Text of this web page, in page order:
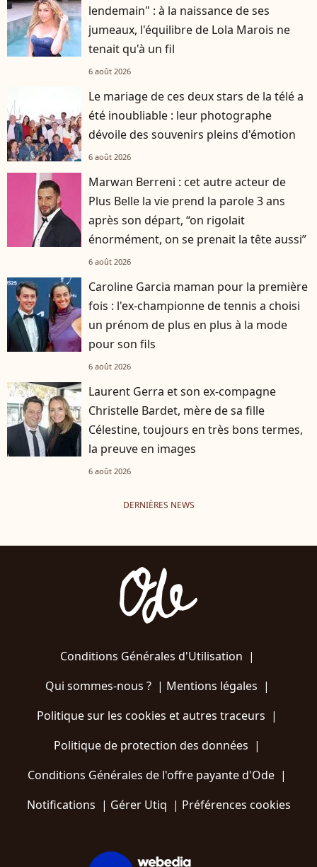
lendemain" : à la naissance de ses
jumeaux, l'équilibre de Lola Marois ne
tenait qu'à un fil
6 août 2026
Le mariage de ces deux stars de la télé a
été inoubliable : leur photographe
dévoile des souvenirs pleins d'émotion
6 août 2026
Marwan Berreni : cet autre acteur de
Plus Belle la vie prend la parole 3 ans
après son départ, “on rigolait
énormément, on se prenait la tête aussi”
6 août 2026
Caroline Garcia maman pour la première
fois : l'ex-championne de tennis a choisi
un prénom de plus en plus à la mode
pour son fils
6 août 2026
Laurent Gerra et son ex-compagne
Christelle Bardet, mère de sa fille
Célestine, toujours en très bons termes,
la preuve en images
6 août 2026
DERNIÈRES NEWS
Conditions Générales d'Utilisation |
Qui sommes-nous ?| Mentions légales |
Politique sur les cookies et autres traceurs |
Politique de protection des données |
Conditions Générales de l'offre payante d'Ode |
Notifications | Gérer Utiq | Préférences cookies